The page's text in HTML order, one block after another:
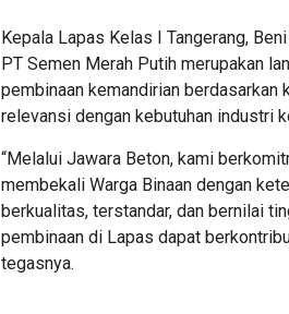
Kepala Lapas Kelas I Tangerang,
PT Semen Merah Putih merupakan
pembinaan kemandirian
relevansi dengan kebutuhan industri
“Melalui Jawara Beton, kami
membekali Warga Binaan dengan
berkualitas, terstandar, dan bernilai
pembinaan di Lapas dapat
tegasnya.